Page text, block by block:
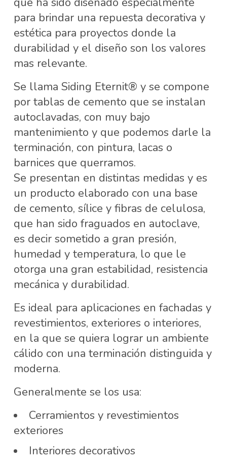
para brindar una repuesta decorativa y
estética para proyectos donde la
durabilidad y el diseño son los valores
mas relevante.
Se llama Siding Eternit®️ y se compone
por tablas de cemento que se instalan
autoclavadas, con muy bajo
mantenimiento y que podemos darle la
terminación, con pintura, lacas o
barnices que querramos.
Se presentan en distintas medidas y es
un producto elaborado con una base
de cemento, sílice y fibras de celulosa,
que han sido fraguados en autoclave,
es decir sometido a gran presión,
humedad y temperatura, lo que le
otorga una gran estabilidad, resistencia
mecánica y durabilidad.
Es ideal para aplicaciones en fachadas y
revestimientos, exteriores o interiores,
en la que se quiera lograr un ambiente
cálido con una terminación distinguida y
moderna.
Generalmente se los usa:
Cerramientos y revestimientos
exteriores
Interiores decorativos